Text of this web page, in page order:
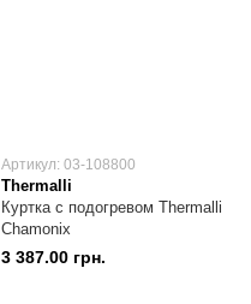
Артикул: 03-108800
Thermalli
Куртка с подогревом Thermalli
Chamonix
3 387.00 грн.